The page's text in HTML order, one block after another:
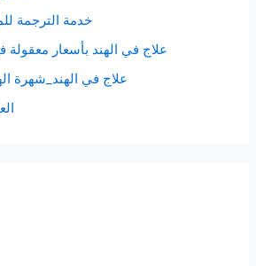
خدمة الترجمة
علاج في الهند بأسعار
علاج في الهند_شهرة